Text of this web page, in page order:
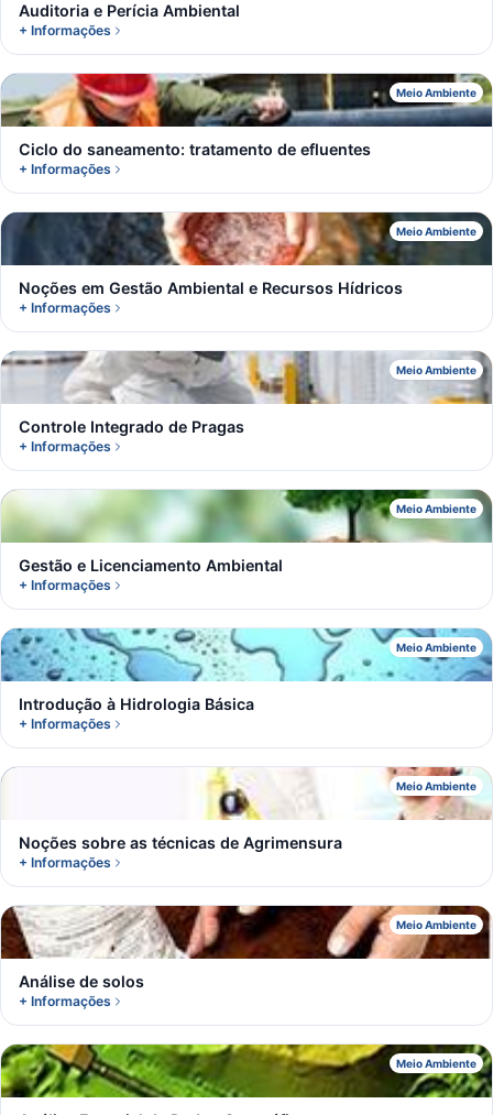
Auditoria e Perícia Ambiental
+ Informações
Meio Ambiente
C
Ciclo do saneamento: tratamento de efluentes
+ Informações
Meio Ambiente
N
Noções em Gestão Ambiental e Recursos Hídricos
+ Informações
Meio Ambiente
C
Controle Integrado de Pragas
+ Informações
Meio Ambiente
G
Gestão e Licenciamento Ambiental
+ Informações
Meio Ambiente
I
Introdução à Hidrologia Básica
+ Informações
Meio Ambiente
N
Noções sobre as técnicas de Agrimensura
+ Informações
Meio Ambiente
A
Análise de solos
+ Informações
Meio Ambiente
A